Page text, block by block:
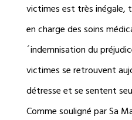
victimes est très inégale,
en charge des soins
´indemnisation du
victimes se retrouvent
détresse et se sentent
Comme souligné par Sa